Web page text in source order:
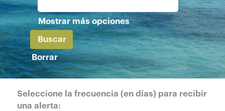
Mostrar más opciones
Borrar
Seleccione la frecuencia (en días) para recibir
una alerta: